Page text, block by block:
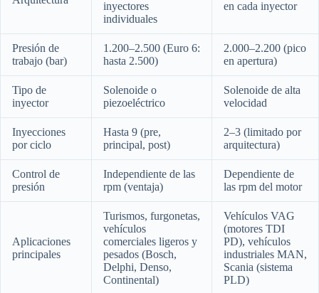
inyectores
individuales
en cada inyector
Presión de
trabajo (bar)
1.200–2.500 (Euro 6:
hasta 2.500)
2.000–2.200 (pico
en apertura)
Tipo de
inyector
Solenoide o
piezoeléctrico
Solenoide de alta
velocidad
Inyecciones
por ciclo
Hasta 9 (pre,
principal, post)
2–3 (limitado por
arquitectura)
Control de
presión
Independiente de las
rpm (ventaja)
Dependiente de
las rpm del motor
Aplicaciones
principales
Turismos, furgonetas,
vehículos
comerciales ligeros y
pesados (Bosch,
Delphi, Denso,
Continental)
Vehículos VAG
(motores TDI
PD), vehículos
industriales MAN,
Scania (sistema
PLD)